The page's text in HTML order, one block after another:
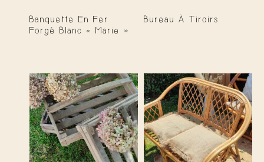
Banquette En Fer
Forgé Blanc « Marie »
Bureau À Tiroirs